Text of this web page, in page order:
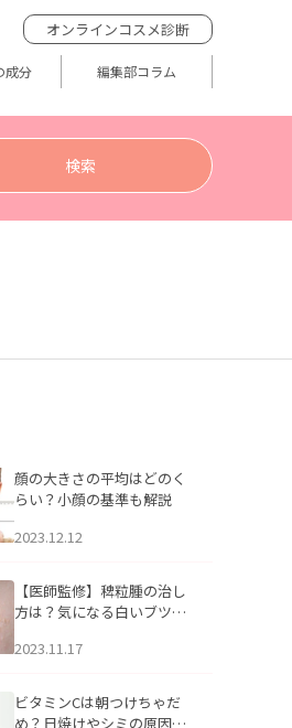
オンラインコスメ診断
成分 編集部コラム
顔の大きさの平均はどのく
らい？小顔の基準も解説
2023.12.12
【医師監修】稗粒腫の治し
方は？気になる白いブツブ
アについて
2023.11.17
ビタミンCは朝つけちゃだ
め？日焼けやシミの原因に